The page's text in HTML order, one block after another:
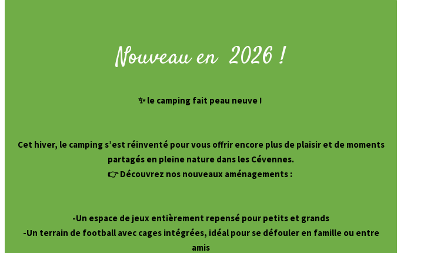
Nouveau en 2026 !
✨le camping fait peau neuve !
Cet hiver, le camping s’est réinventé pour vous offrir encore plus de plaisir et de moments
partagés en pleine nature dans les Cévennes.
👉 Découvrez nos nouveaux aménagements :
-Un espace de jeux entièrement repensé pour petits et grands
-Un terrain de football avec cages intégrées, idéal pour se défouler en famille ou entre
amis